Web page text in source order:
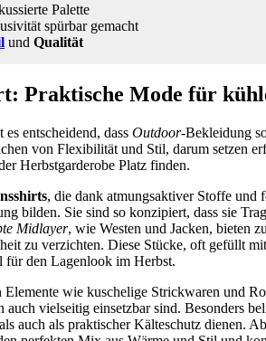
Palette
spürbar gemacht
und Qualität
Praktische Mode für
entscheidend, dass Outdoor-Bekleidung
von Flexibilität und Stil, darum setzen
Herbstgarderobe Platz finden.
, die dank atmungsaktiver Stoffe und
bilden. Sie sind so konzipiert, dass sie
Midlayer, wie Westen und Jacken, bieten
zu verzichten. Diese Stücke, oft gefüllt
für den Lagenlook im Herbst.
wie kuschelige Strickwaren und
auch vielseitig einsetzbar sind. Besonders
auch als praktischer Kälteschutz dienen.